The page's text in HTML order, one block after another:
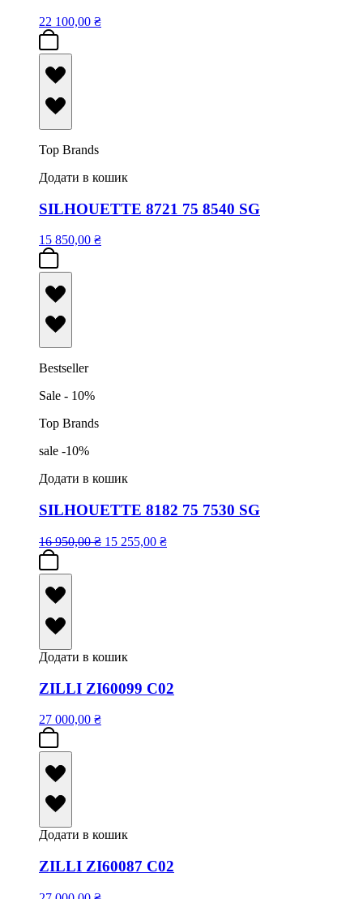
22 100,00 ₴
Top Brands
Додати в кошик
SILHOUETTE 8721 75 8540 SG
15 850,00 ₴
Bestseller
Sale - 10%
Top Brands
sale -10%
Додати в кошик
SILHOUETTE 8182 75 7530 SG
16 950,00₴ 15 255,00 ₴
Додати в кошик
ZILLI ZI60099 C02
27 000,00 ₴
Додати в кошик
ZILLI ZI60087 C02